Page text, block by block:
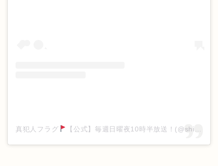
真犯人フラグ 【公式】毎週日曜夜10時半放送！(@shinhanninflag_ntv)がシェアした投稿